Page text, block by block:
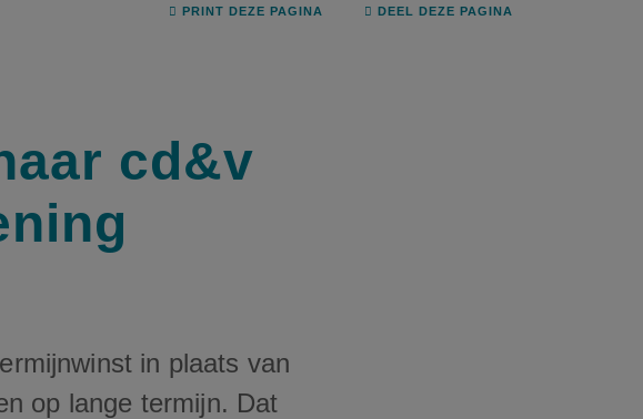
PRINT DEZE PAGINA DEEL DEZE PAGINA
cd&v
in plaats van
op lange termijn. Dat